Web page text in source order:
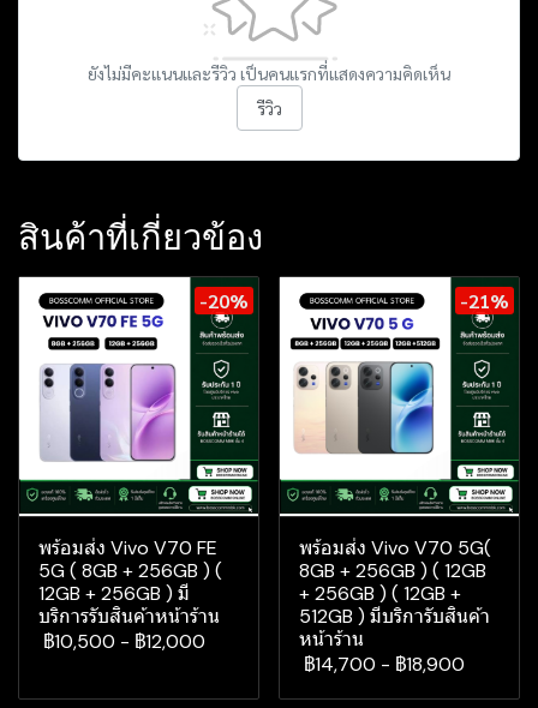
ยังไม่มีคะแนนและรีวิว เป็นคนแรกที่แสดงความคิดเห็น
รีวิว
สินค้าที่เกี่ยวข้อง
-20%
พร้อมส่ง Vivo V70 FE
5G ( 8GB + 256GB ) (
12GB + 256GB ) มี
บริการรับสินค้าหน้าร้าน
฿10,500 - ฿12,000
-21%
พร้อมส่ง Vivo V70 5G(
8GB + 256GB ) ( 12GB
+ 256GB ) ( 12GB +
512GB ) มีบริการับสินค้า
หน้าร้าน
฿14,700 - ฿18,900